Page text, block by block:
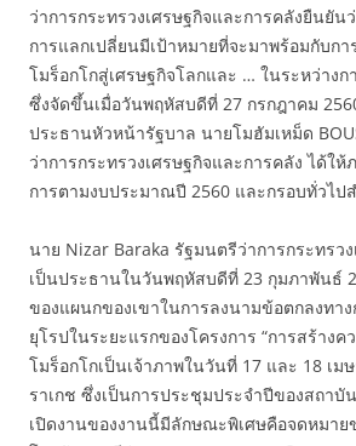
ว่าการกระทรวงเศรษฐกิจและการคลังยืนยัน
การแลกเปลี่ยนมีเป้าหมายที่จะมาพร้อมกับกา
โมร็อกโกสู่เศรษฐกิจโลกและ … ในระหว่าง
ซึ่งจัดขึ้นเมื่อวันพฤหัสบดีที่ 27 กรกฎาคม
ประธานหัวหน้ารัฐบาล นายโมฮัมเหม็ด
ว่าการกระทรวงเศรษฐกิจและการคลัง ได้ใ
การตามงบประมาณปี 2560 และกรอบทั่วไป
นาย Nizar Baraka รัฐมนตรีว่าการกระทรว
เป็นประธานในวันพฤหัสบดีที่ 23 กุมภาพันธ์
ของแผนกของเขาในการลงนามข้อตกลงทา
ยุโรปในระยะแรกของโครงการ “การสร้าง
โมร็อกโกเป็นเจ้าภาพในวันที่ 17 และ 18 เม
ราเกช ซึ่งเป็นการประชุมประจำปีของสถาบั
เปิดงานของงานนี้มีลักษณะพิเศษคือจดหมาย